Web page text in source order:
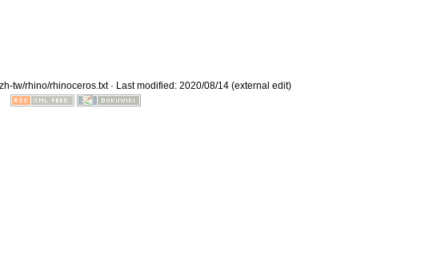
zh-tw/rhino/rhinoceros.txt· Last modified: 2020/08/14 (external edit)